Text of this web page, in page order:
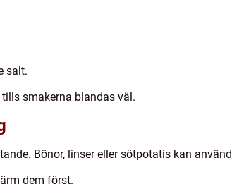
salt.
smakerna blandas väl.
Bönor, linser eller sötpotatis kan
dem först.